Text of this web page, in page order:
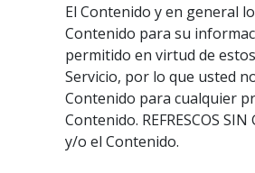
El Contenido y en general
Contenido para su
permitido en virtud de
Servicio, por lo que usted
Contenido para cualquier
Contenido. REFRESCOS
y/o el Contenido.